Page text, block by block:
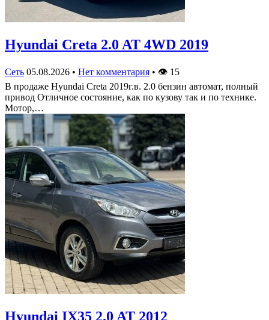
Hyundai Creta 2.0 AT 4WD 2019
Сеть 05.08.2026 • Нет комментария • 👁 15
В продаже Hyundai Creta 2019г.в. 2.0 бензин автомат, полный
привод Отличное состояние, как по кузову так и по технике.
Мотор,…
Hyundai IX35 2.0 AT 2012